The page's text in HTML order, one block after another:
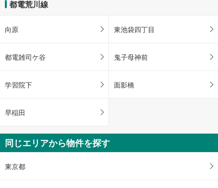
都電荒川線
向原 東池袋四丁目
都電雑司ケ谷 鬼子母神前
学習院下 面影橋
早稲田
同じエリアから物件を探す
東京都